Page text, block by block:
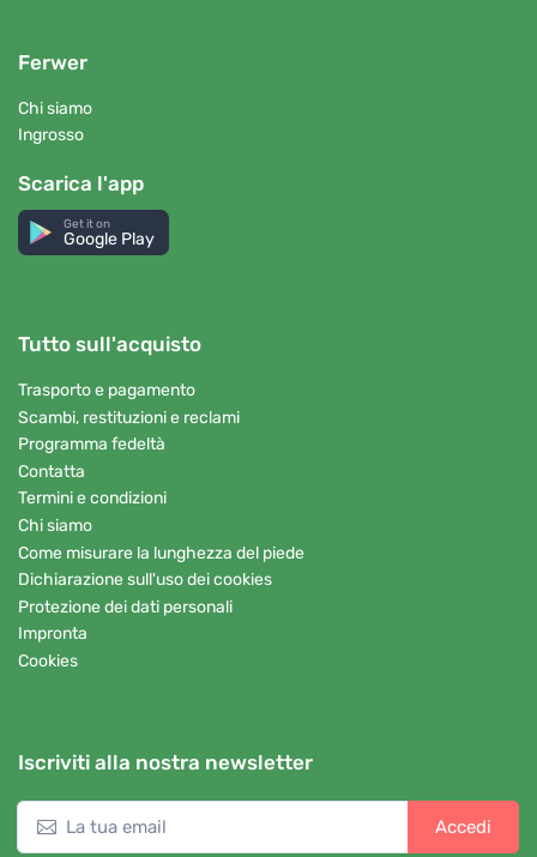
Ferwer
Chi siamo
Ingrosso
Scarica l'app
Get it on
Google Play
Tutto sull'acquisto
Trasporto e pagamento
Scambi, restituzioni e reclami
Programma fedeltà
Contatta
Termini e condizioni
Chi siamo
Come misurare la lunghezza del piede
Dichiarazione sull'uso dei cookies
Protezione dei dati personali
Impronta
Cookies
Iscriviti alla nostra newsletter
Accedi